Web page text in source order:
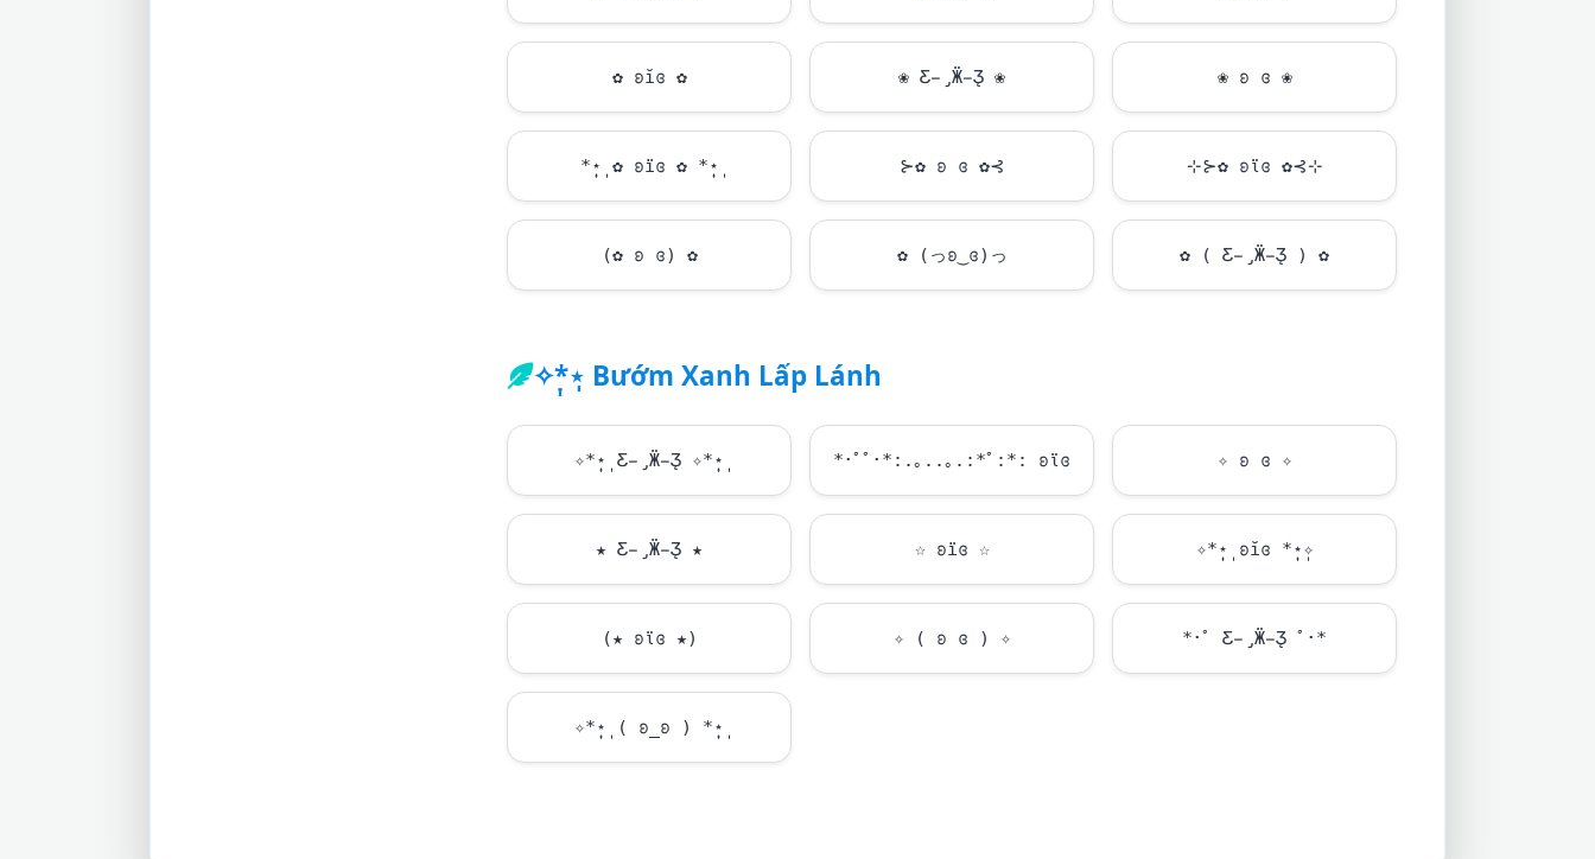
✿ ʚĭɞ ✿ ❀ Ƹ̵̡Ӝ̵̨̄Ʒ ❀ ❀ ʚ ɞ ❀
*̣̩⋆̩ ✿ ʚїɞ ✿ *̣̩⋆̩ ⊱✿ ʚ ɞ ✿⊰ ⊹⊱✿ ʚϊɞ ✿⊰⊹
(✿ ʚ ɞ) ✿ ✿ (っʚ‿ɞ)っ ✿ ( Ƹ̵̡Ӝ̵̨̄Ʒ ) ✿
✧*̣̩⋆̩ Bướm Xanh Lấp Lánh
✧*̣̩⋆̩ Ƹ̵̡Ӝ̵̨̄Ʒ ✧*̣̩⋆̩ *･ﾟﾟ･*:.｡..｡.:*ﾟ:*: ʚϊɞ ✧ ʚ ɞ ✧
★ Ƹ̵̡Ӝ̵̨̄Ʒ ★ ☆ ʚїɞ ☆ ✧*̣̩⋆̩ ʚĭɞ *̣̩⋆̩✧
(★ ʚϊɞ ★) ✧ ( ʚ ɞ ) ✧ *･ﾟ Ƹ̵̡Ӝ̵̨̄Ʒ ﾟ･*
✧*̣̩⋆̩ ( ʚ_ʚ ) *̣̩⋆̩